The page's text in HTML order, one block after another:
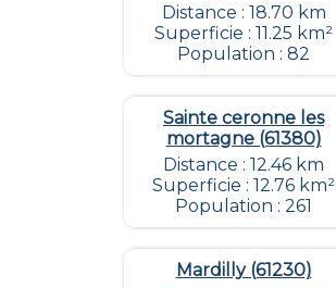
Distance : 18.70 km
Superficie : 11.25 km²
Population : 82
Sainte ceronne les
mortagne (61380)
Distance : 12.46 km
Superficie : 12.76 km²
Population : 261
Mardilly (61230)